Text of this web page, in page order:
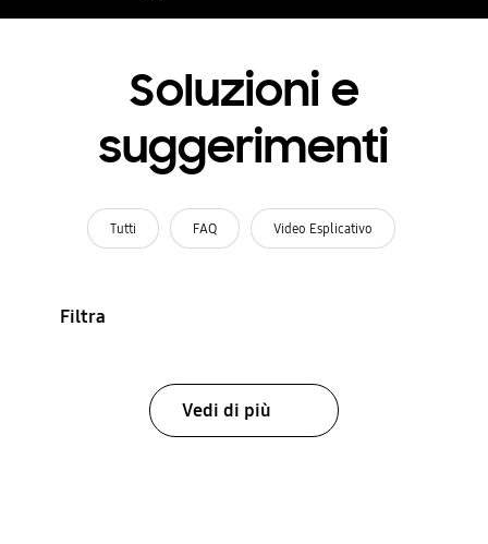
Soluzioni e
suggerimenti
Tutti FAQ Video Esplicativo
Filtra
Vedi di più